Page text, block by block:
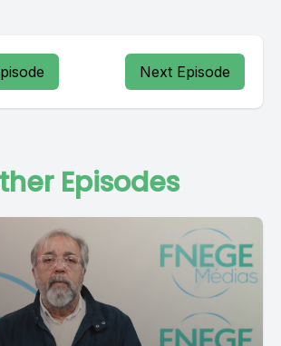
Next Episode
Episodes